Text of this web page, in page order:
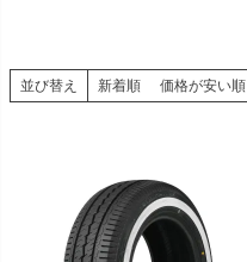
並び替え 新着順 価格が安い順